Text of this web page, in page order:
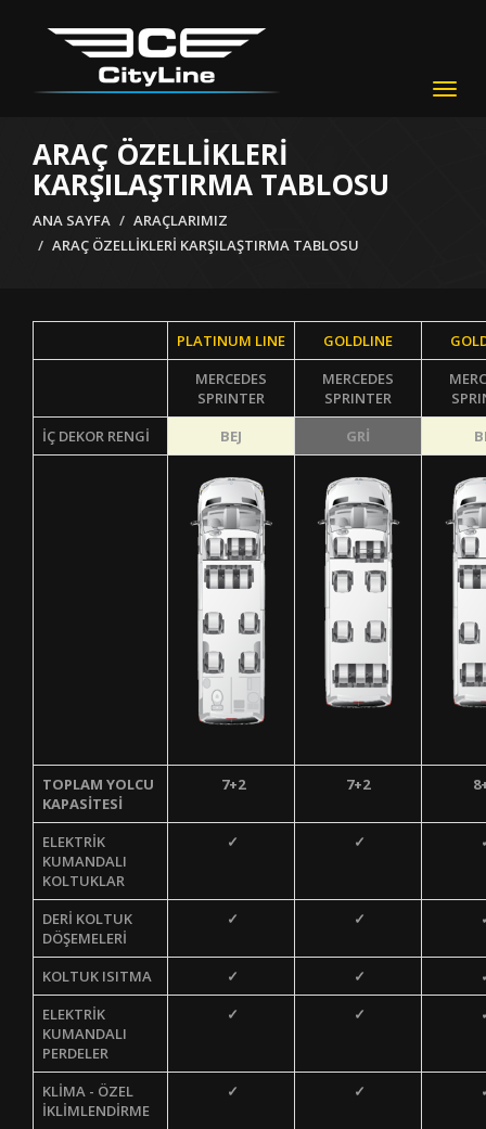
ARAÇ ÖZELLİKLERİ
KARŞILAŞTIRMA TABLOSU
ANA SAYFA
ARAÇLARIMIZ
ARAÇ ÖZELLİKLERİ KARŞILAŞTIRMA TABLOSU
PLATINUM LINE GOLDLINE
MERCEDES
SPRINTER
MERCEDES
SPRINTER
İÇ DEKOR RENGİ
BEJ GRİ
TOPLAM YOLCU
KAPASİTESİ
7+2 7+2
ELEKTRİK
KUMANDALI
KOLTUKLAR
✓ ✓
DERİ KOLTUK
DÖŞEMELERİ
✓ ✓
KOLTUK ISITMA ✓ ✓
ELEKTRİK
KUMANDALI
PERDELER
✓ ✓
KLİMA - ÖZEL
İKLİMLENDİRME
✓ ✓